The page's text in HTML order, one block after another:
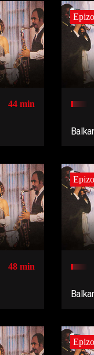
44 min
48 min